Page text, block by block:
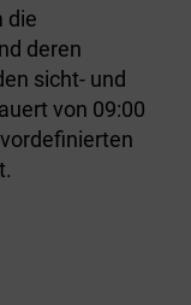
die
deren
sicht- und
von 09:00